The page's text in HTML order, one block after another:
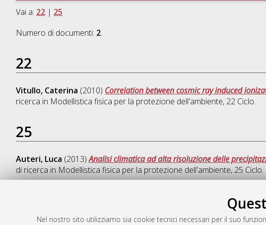
Nel nostro sito utilizziamo sia cookie tecnici necessari per il suo
Vai a: 22| 25
Numero di documenti: 2.
22
Vitullo, Caterina (2010) Correlation between cosmic ray induced
ricerca in Modellistica fisica per la protezione dell'ambiente, 22 Ciclo.
25
Auteri, Luca (2013)Analisi climatica ad alta risoluzione delle
di ricerca in Modellistica fisica per la protezione dell'ambiente, 25
AMS Dottorato